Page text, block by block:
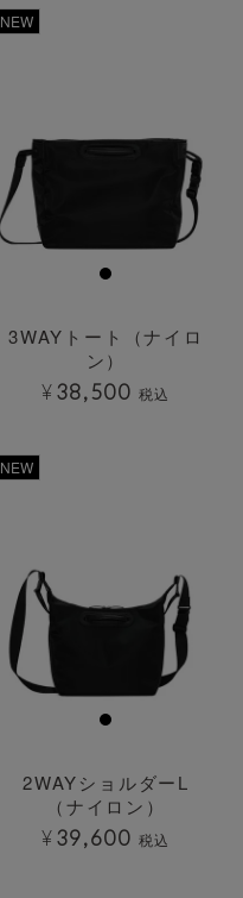
NEW
3WAYトート（ナイロ
ン）
¥38,500 税込
NEW
2WAYショルダーL
（ナイロン）
¥39,600 税込